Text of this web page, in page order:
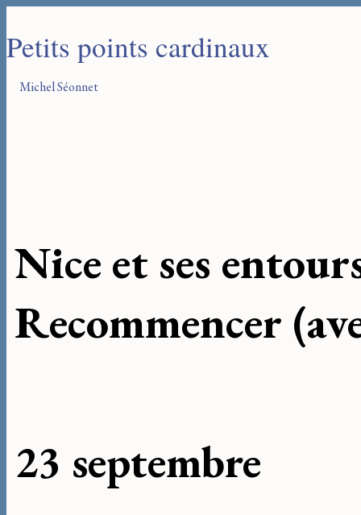
Petits points cardinaux
Michel Séonnet
Nice et ses
Recommencer
23 septembre